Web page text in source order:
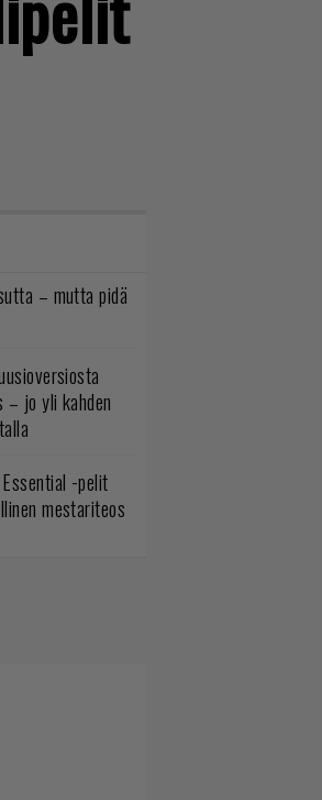
– mutta pidä
– jo yli kahden
-pelit
mestariteos